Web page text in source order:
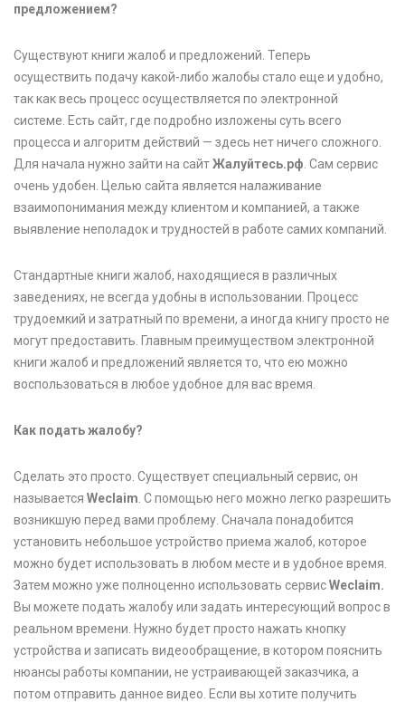
предложением?
Существуют книги жалоб и предложений. Теперь
осуществить подачу какой-либо жалобы стало еще и удобно,
так как весь процесс осуществляется по электронной
системе. Есть сайт, где подробно изложены суть всего
процесса и алгоритм действий — здесь нет ничего сложного.
Для начала нужно зайти на сайтЖалуйтесь.рф . Сам сервис
очень удобен. Целью сайта является налаживание
взаимопонимания между клиентом и компанией, а также
выявление неполадок и трудностей в работе самих компаний.
Стандартные книги жалоб, находящиеся в различных
заведениях, не всегда удобны в использовании. Процесс
трудоемкий и затратный по времени, а иногда книгу просто не
могут предоставить. Главным преимуществом электронной
книги жалоб и предложений является то, что ею можно
воспользоваться в любое удобное для вас время.
Как подать жалобу?
Сделать это просто. Существует специальный сервис, он
называется Weclaim . С помощью него можно легко разрешить
возникшую перед вами проблему. Сначала понадобится
установить небольшое устройство приема жалоб, которое
можно будет использовать в любом месте и в удобное время.
Затем можно уже полноценно использовать сервисWeclaim.
Вы можете подать жалобу или задать интересующий вопрос в
реальном времени. Нужно будет просто нажать кнопку
устройства и записать видеообращение, в котором пояснить
нюансы работы компании, не устраивающей заказчика, а
потом отправить данное видео. Если вы хотите получить